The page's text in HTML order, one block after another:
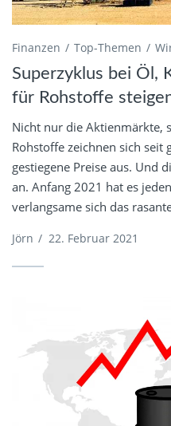
Finanzen Top-Themen
Superzyklus bei Öl,
für Rohstoffe
Nicht nur die Aktienmärkte,
Rohstoffe zeichnen sich
gestiegene Preise aus. Und
an. Anfang 2021 hat es
verlangsame sich das
Jörn / 22. Februar 2021